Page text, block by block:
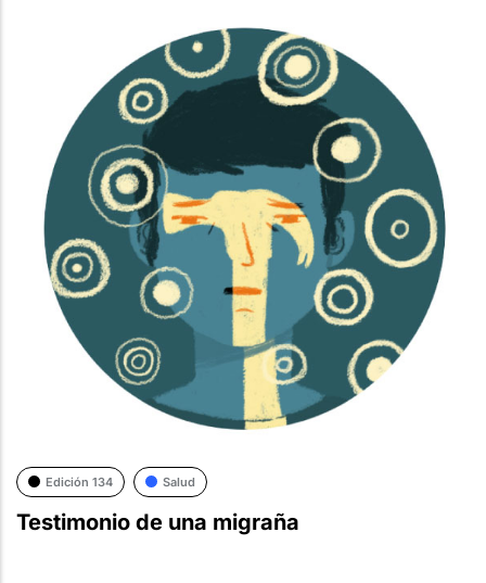
Edición 134 Salud
Testimonio de una migraña